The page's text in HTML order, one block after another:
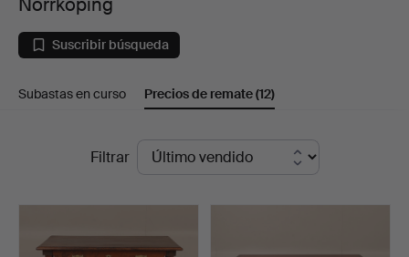
RA
Auktionsverket
Suscribir búsqueda
Subastas en curso Precios de remate(12)
Filtrar